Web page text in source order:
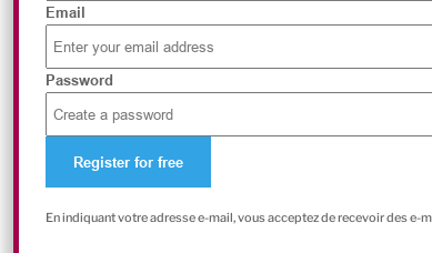
Email
Password
En indiquant votre adresse e-mail, vous acceptez de recevoir des e-